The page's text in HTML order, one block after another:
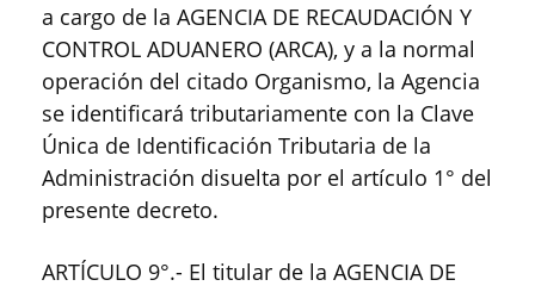
a cargo de la AGENCIA DE RECAUDACIÓN Y
CONTROL ADUANERO (ARCA), y a la normal
operación del citado Organismo, la Agencia
se identificará tributariamente con la Clave
Única de Identificación Tributaria de la
Administración disuelta por el artículo 1° del
presente decreto.
ARTÍCULO 9°.- El titular de la AGENCIA DE